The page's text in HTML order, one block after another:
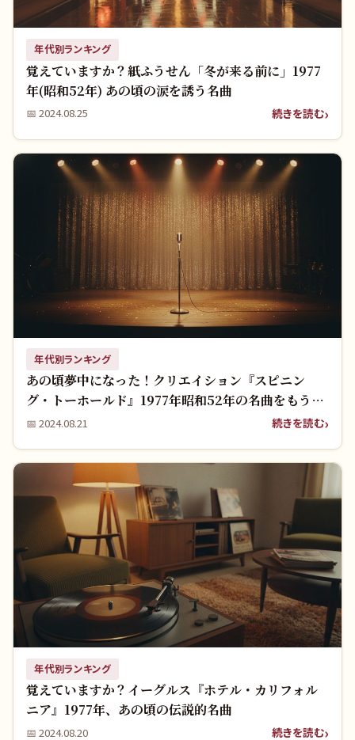
年代別ランキング
覚えていますか？紙ふうせん「冬が来る前に」1977
年(昭和52年) あの頃の涙を誘う名曲
📅 2024.08.25 続きを読む
年代別ランキング
あの頃夢中になった！クリエイション『スピニン
グ・トーホールド』1977年昭和52年の名曲をもう一
度聴きたい！
📅 2024.08.21 続きを読む
年代別ランキング
覚えていますか？イーグルス『ホテル・カリフォル
ニア』1977年、あの頃の伝説的名曲
📅 2024.08.20 続きを読む